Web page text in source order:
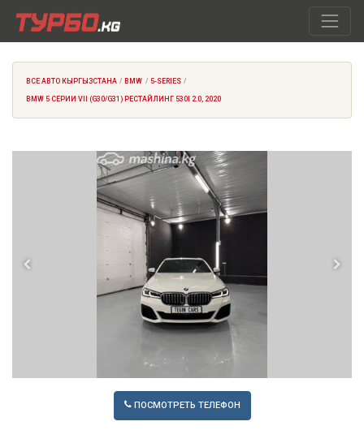
ВСЕ АВТО КЫРГЫЗСТАНА BMW 5-SERIES
BMW 5 СЕРИИ VII (G30/G31) РЕСТАЙЛИНГ 530I 2.0, 2020
ПОСМОТРЕТЬ ТЕЛЕФОН